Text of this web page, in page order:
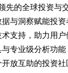
先的全球投资与
与洞察赋能投
支持，助力用户
专业级分析功
放互助的投资